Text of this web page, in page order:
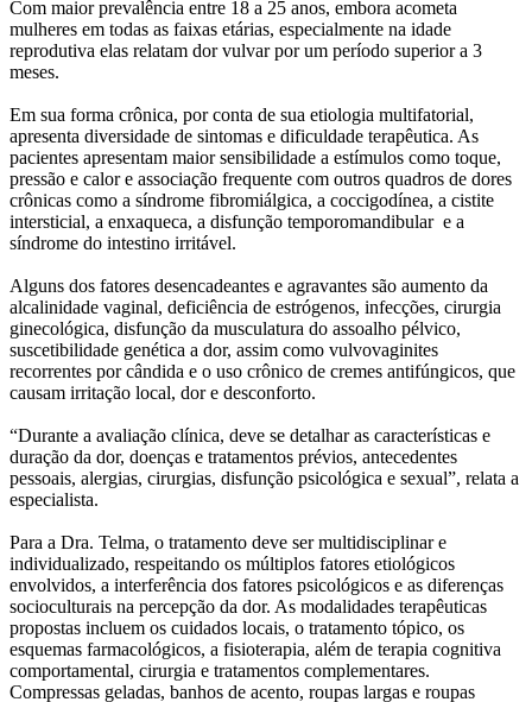
Com maior prevalência entre 18 a 25 anos, embora acometa
mulheres em todas as faixas etárias, especialmente na idade
reprodutiva elas relatam dor vulvar por um período superior a 3
meses.
Em sua forma crônica, por conta de sua etiologia multifatorial,
apresenta diversidade de sintomas e dificuldade terapêutica. As
pacientes apresentam maior sensibilidade a estímulos como toque,
pressão e calor e associação frequente com outros quadros de dores
crônicas como a síndrome fibromiálgica, a coccigodínea, a cistite
intersticial, a enxaqueca, a disfunção temporomandibular e a
síndrome do intestino irritável.
Alguns dos fatores desencadeantes e agravantes são aumento da
alcalinidade vaginal, deficiência de estrógenos, infecções, cirurgia
ginecológica, disfunção da musculatura do assoalho pélvico,
suscetibilidade genética a dor, assim como vulvovaginites
recorrentes por cândida e o uso crônico de cremes antifúngicos, que
causam irritação local, dor e desconforto.
“Durante a avaliação clínica, deve se detalhar as características e
duração da dor, doenças e tratamentos prévios, antecedentes
pessoais, alergias, cirurgias, disfunção psicológica e sexual”, relata a
especialista.
Para a Dra. Telma, o tratamento deve ser multidisciplinar e
individualizado, respeitando os múltiplos fatores etiológicos
envolvidos, a interferência dos fatores psicológicos e as diferenças
socioculturais na percepção da dor. As modalidades terapêuticas
propostas incluem os cuidados locais, o tratamento tópico, os
esquemas farmacológicos, a fisioterapia, além de terapia cognitiva
comportamental, cirurgia e tratamentos complementares.
Compressas geladas, banhos de acento, roupas largas e roupas